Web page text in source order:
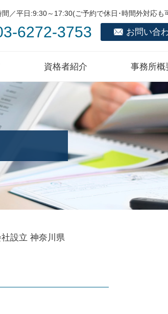
間／平日:9:30～17:30(ご予約で休日･時間外対応も
6272-3753 お問い合
資格者紹介 事務所概
設立 神奈川県